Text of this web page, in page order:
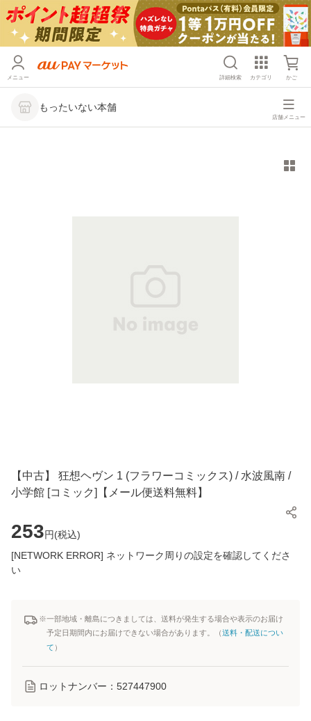
メニュー 詳細検索 カテゴリ かご
もったいない本舗
店舗メニュー
【中古】 狂想ヘヴン 1 (フラワーコミックス) / 水波風南 /
小学館 [コミック]【メール便送料無料】
253円(税込)
[NETWORK ERROR] ネットワーク周りの設定を確認してくださ
い
※一部地域・離島につきましては、送料が発生する場合や表示のお届け
予定日期間内にお届けできない場合があります。（送料・配送につい
て ）
ロットナンバー： 527447900